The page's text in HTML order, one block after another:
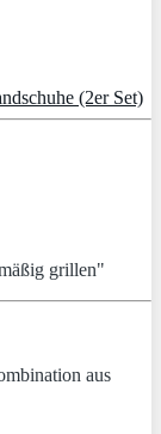
(2er Set)
grillen"
aus